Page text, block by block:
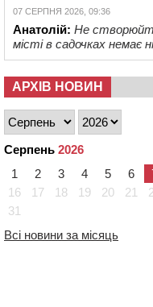
07 СЕРПНЯ 2026, 09:36
Анатолій: Не
місті в садочках немає
АРХІВ НОВИН
Серпень 2026
1
2 3 4 5 6
16
17 18 19 20 21
31
Всі новини за місяць